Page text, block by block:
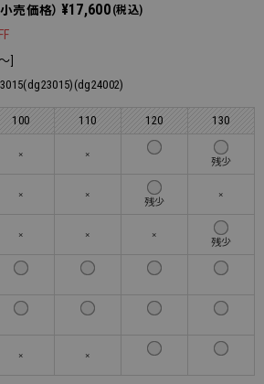
¥17,600 (税込)
]
100 110 120 130
× ×
残少
× ×
残少
×
× × ×
残少
× ×